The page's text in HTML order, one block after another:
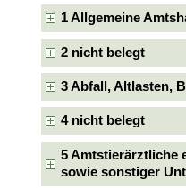
1 Allgemeine
2 nicht belegt
3 Abfall, Altlasten,
4 nicht belegt
5 Amtstierärztliche
sowie sonstiger